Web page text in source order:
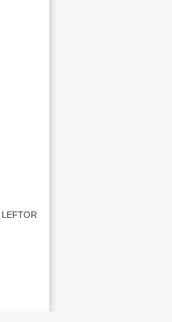
LEFTOR